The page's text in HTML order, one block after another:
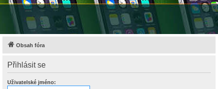
Obsah fóra
Přihlásit se
Uživatelské jméno: